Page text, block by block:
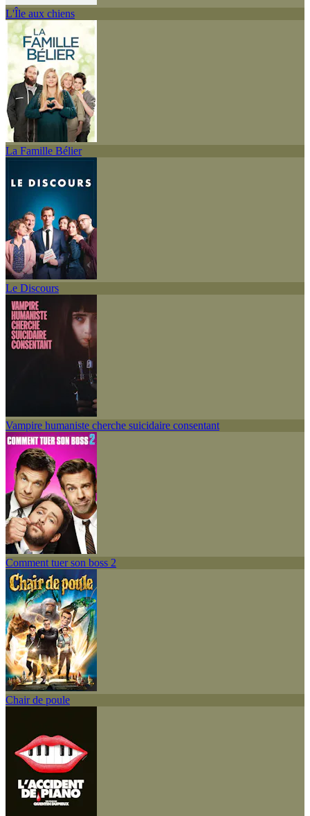
L'Île aux chiens
La Famille Bélier
Le Discours
Vampire humaniste cherche suicidaire consentant
Comment tuer son boss 2
Chair de poule